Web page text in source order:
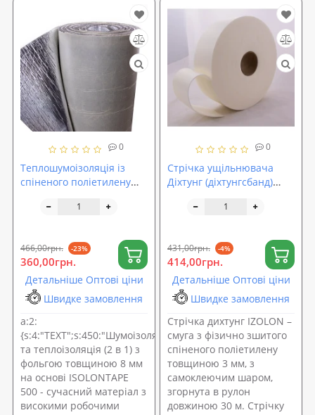
0
Теплошумоізоляція із
спіненого поліетилену
шаром +фольга
466,00грн. -23%
360,00грн.
Детальніше Оптові ціни
Швидке замовлення
a:2:
{s:4:"TEXT";s:450:"Шумоізоляція
та теплоізоляція (2 в 1) з
фольгою товщиною 8 мм
на основі ISOLONTAPE
500 - сучасний матеріал з
високими робочими
0
Стрічка ущільнювача
Діхтунг (діхтунгсбанд)
431,00грн. -4%
414,00грн.
Детальніше Оптові ціни
Швидке замовлення
Стрічка дихтунг IZOLON –
смуга з фізично зшитого
спіненого поліетилену
товщиною 3 мм, з
самоклеючим шаром,
згорнута в рулон
довжиною 30 м. Стрічку